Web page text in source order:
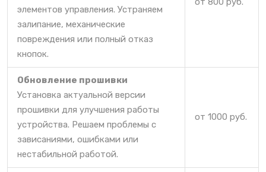
элементов управления. Устраняем
залипание, механические
повреждения или полный отказ
кнопок.
Обновление прошивки
Установка актуальной версии
прошивки для улучшения работы
устройства. Решаем проблемы с
зависаниями, ошибками или
нестабильной работой.
от 1000 руб.